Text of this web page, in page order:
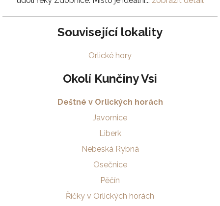
Související lokality
Orlické hory
Okolí Kunčiny Vsi
Deštné v Orlických horách
Javornice
Liberk
Nebeská Rybná
Osečnice
Pěčín
Říčky v Orlických horách